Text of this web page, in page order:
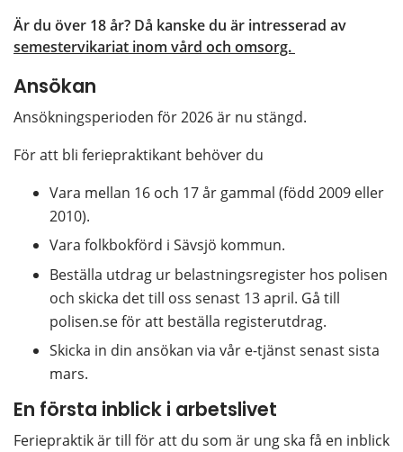
semestervikariat inom vård och omsorg.
Ansökan
Ansökningsperioden för 2026 är nu stängd.
För att bli feriepraktikant behöver du
Vara mellan 16 och 17 år gammal (född 2009 eller
2010).
Vara folkbokförd i Sävsjö kommun.
Beställa utdrag ur belastningsregister hos polisen
och skicka det till oss senast 13 april. Gå till
polisen.se för att beställa registerutdrag.
Skicka in din ansökan via vår e-tjänst senast sista
mars.
En första inblick i arbetslivet
Feriepraktik är till för att du som är ung ska få en inblick